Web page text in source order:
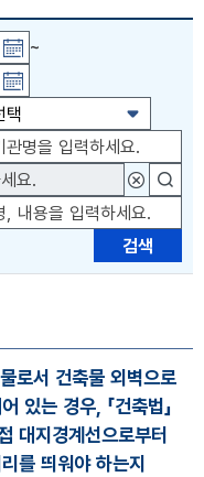
~
또는 PAGE UP 키 이
대상법령
검색
기관), 안건번호, 추진결과
로서 건축물 외벽으로
있는 경우, 「건축법」
대지경계선으로부터
를 띄워야 하는지